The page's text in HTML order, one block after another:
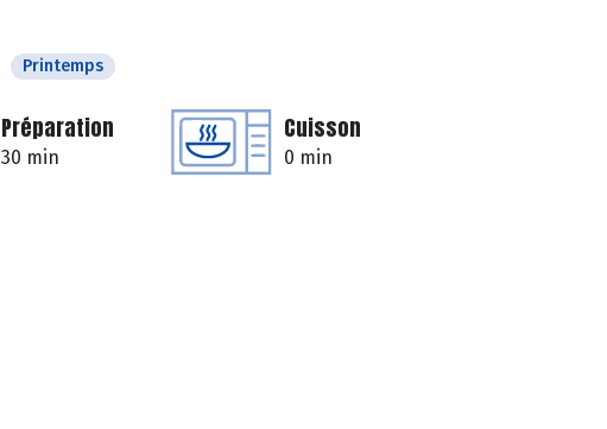
Printemps
Préparation
30 min
Cuisson
0 min